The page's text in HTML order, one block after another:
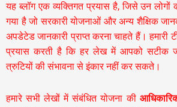
यह ब्लॉग एक व्यक्तिगत प्रयास है, जिसे उन लोगों
गया है जो सरकारी योजनाओं और अन्य शैक्षिक
अपडेटेड जानकारी प्राप्त करना चाहते हैं। हमारी
प्रयास करती है कि हर लेख में आपको सटीक
त्रुटियों की संभावना से इंकार नहीं कर सकते।
हमारे सभी लेखों में संबंधित योजना की